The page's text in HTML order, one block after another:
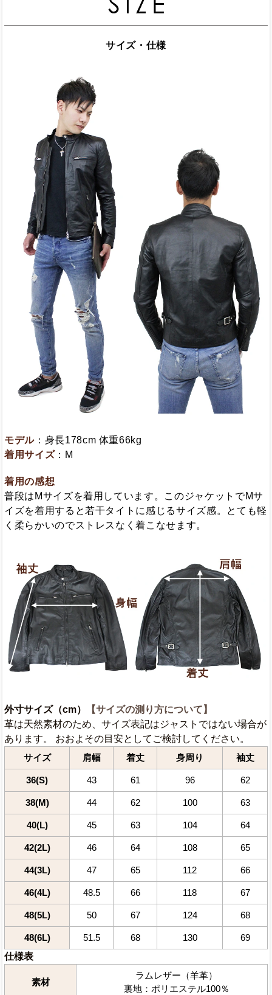
サイズ・仕様
モデル：身長178cm 体重66kg
着用サイズ：M
着用の感想
普段はMサイズを着用しています。このジャケットでMサ
イズを着用すると若干タイトに感じるサイズ感。とても軽
く柔らかいのでストレスなく着こなせます。
外寸サイズ（cm）
【サイズの測り方について】
革は天然素材のため、サイズ表記はジャストではない場合が
あります。 おおよその目安としてご検討してください。
サイズ 肩幅 着丈 身周り 袖丈
36(S) 43 61 96 62
38(M) 44 62 100 63
40(L) 45 63 104 64
42(2L) 46 64 108 65
44(3L) 47 65 112 66
46(4L) 48.5 66 118 67
48(5L) 50 67 124 68
48(6L) 51.5 68 130 69
仕様表
素材
ラムレザー（羊革）
裏地：ポリエステル100％